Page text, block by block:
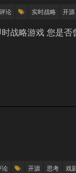
论 实时战略 开源
战略游戏 您是
论 开源 思考 戏